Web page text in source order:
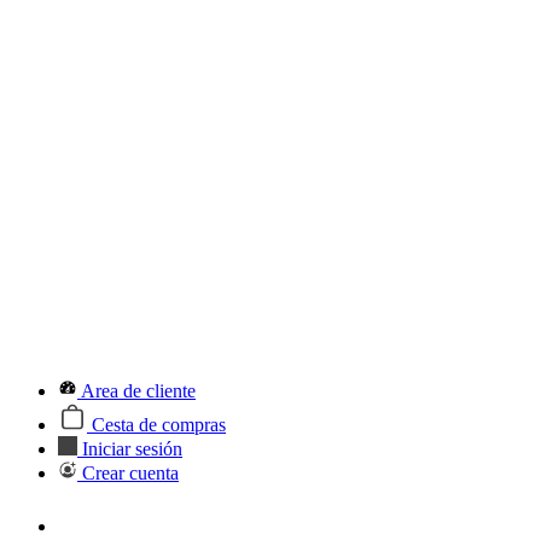
Area de cliente
Cesta de compras
Iniciar sesión
Crear cuenta